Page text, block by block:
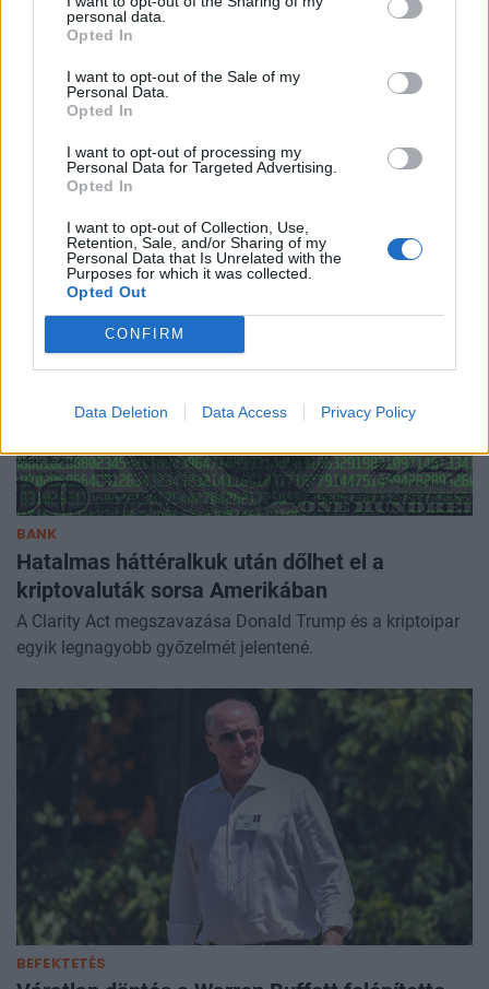
personal data.
Opted In
I want to opt-out of the Sale of my
Personal Data.
Opted In
I want to opt-out of processing my
Personal Data for Targeted Advertising.
Opted In
I want to opt-out of Collection, Use,
Retention, Sale, and/or Sharing of my
Personal Data that Is Unrelated with the
Purposes for which it was collected.
Opted Out
CONFIRM
Data Deletion Data Access Privacy Policy
Európai Bizottság nem vonható felelősségre
miattuk.
támogatás, megújuló energia, szén-dioxid-kibocsátás,
energiahatékonyság, uniós szabályozás, hőszivattyú,
CÍMLAPRÓL AJÁNLJUK
BANK
Hatalmas háttéralkuk után dőlhet el a
kriptovaluták sorsa Amerikában
A Clarity Act megszavazása Donald Trump és a kriptoipar
egyik legnagyobb győzelmét jelentené.
BEFEKTETÉS